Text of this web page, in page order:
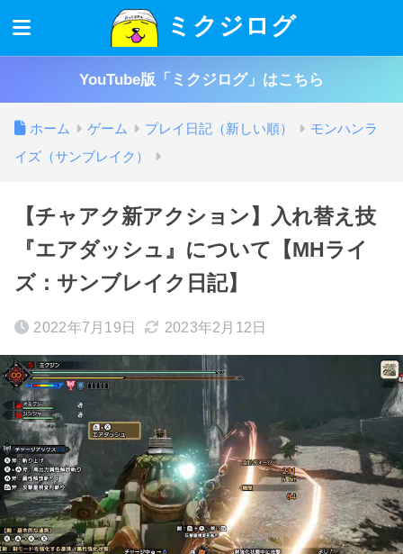
ミクジログ
YouTube版「ミクジログ」はこちら
ホーム ゲーム プレイ日記（新しい順）
モンハンラ
イズ（サンブレイク）
【チャアク新アクション】入れ替え技
『エアダッシュ』について【MHライ
ズ：サンブレイク日記】
2022年7月19日 2023年2月12日